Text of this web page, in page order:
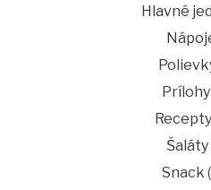
Hlavné
Prílohy
Recepty
Šaláty
Snack